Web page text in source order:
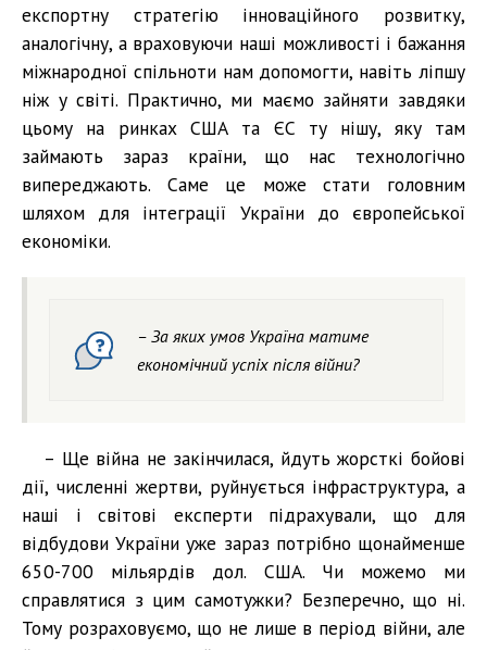
експортну стратегію інноваційного розвитку,
аналогічну, а враховуючи наші можливості і бажання
міжнародної спільноти нам допомогти, навіть ліпшу
ніж у світі. Практично, ми маємо зайняти завдяки
цьому на ринках США та ЄС ту нішу, яку там
займають зараз країни, що нас технологічно
випереджають. Саме це може стати головним
шляхом для інтеграції України до європейської
економіки.
– За яких умов Україна матиме
економічний успіх після війни?
– Ще війна не закінчилася, йдуть жорсткі бойові
дії, численні жертви, руйнується інфраструктура, а
наші і світові експерти підрахували, що для
відбудови України уже зараз потрібно щонайменше
650-700 мільярдів дол. США. Чи можемо ми
справлятися з цим самотужки? Безперечно, що ні.
Тому розраховуємо, що не лише в період війни, але